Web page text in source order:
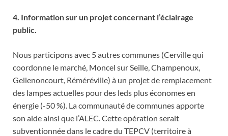
4. Information sur un projet concernant l’éclairage
public.
Nous participons avec 5 autres communes (Cerville qui
coordonne le marché, Moncel sur Seille, Champenoux,
Gellenoncourt, Réméréville) à un projet de remplacement
des lampes actuelles pour des leds plus économes en
énergie (-50 %). La communauté de communes apporte
son aide ainsi que l’ALEC. Cette opération serait
subventionnée dans le cadre du TEPCV (territoire à